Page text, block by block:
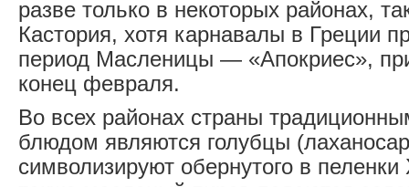
разве только в некоторых районах,
Кастория, хотя карнавалы в Греции
период Масленицы — «Апокриес»,
конец февраля.
Во всех районах страны
блюдом являются голубцы
символизируют обернутого в пеленки